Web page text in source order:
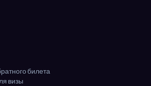
билета
визы